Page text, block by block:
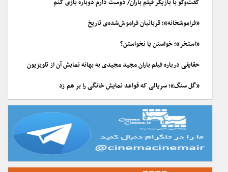
گفت‌وگو با بازیگر فیلم باران/ دوست دارم دوباره بازی کنم
«فراموشخانه»؛ قربانیان فراموش‌شده‌ی تاریخ
«استخر»؛ خواستن یا نخواستن؟
حقایقی درباره فیلم باران مجید مجیدی به بهانه نمایش آن از تلویزیون
«گل سنگ»؛ سریالی که قواعد نمایش خانگی را بر هم زد